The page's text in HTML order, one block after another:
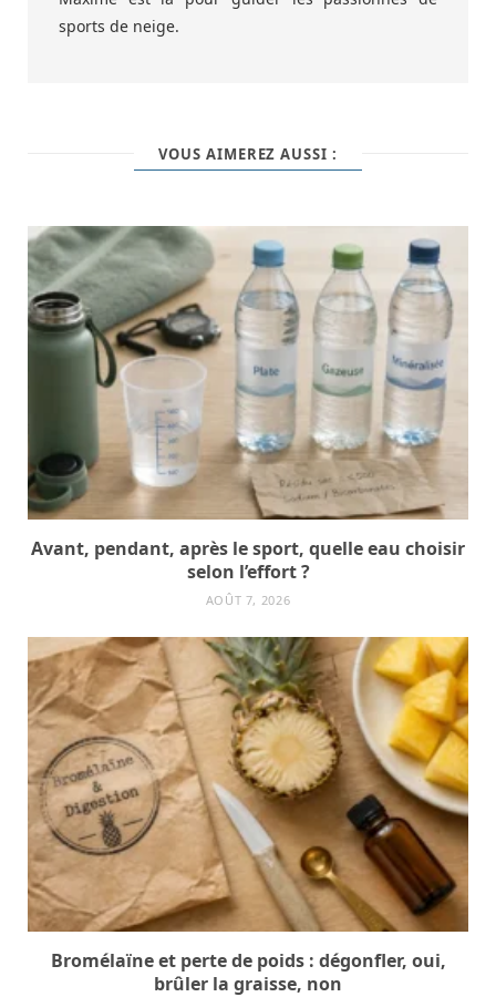
sports de neige.
VOUS AIMEREZ AUSSI :
Avant, pendant, après le sport, quelle eau choisir
selon l’effort ?
AOÛT 7, 2026
Bromélaïne et perte de poids : dégonfler, oui,
brûler la graisse, non